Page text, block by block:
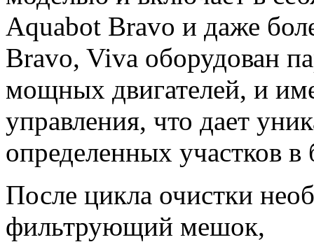
Aquabot Bravo и даже
Bravo, Viva оборудован
мощных двигателей, и
управления, что дает
определенных участков в
После цикла очистки
фильтрующий мешок,